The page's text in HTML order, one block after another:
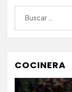
COCINERA